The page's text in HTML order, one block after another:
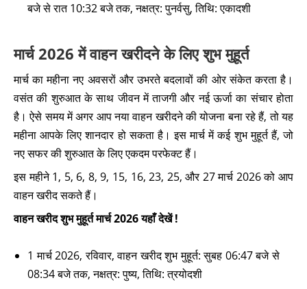
बजे से रात 10:32 बजे तक, नक्षत्र: पुनर्वसु, तिथि: एकादशी
मार्च 2026 में वाहन खरीदने के लिए शुभ मुहूर्त
मार्च का महीना नए अवसरों और उभरते बदलावों की ओर संकेत करता है।
वसंत की शुरुआत के साथ जीवन में ताजगी और नई ऊर्जा का संचार होता
है। ऐसे समय में अगर आप नया वाहन खरीदने की योजना बना रहे हैं, तो यह
महीना आपके लिए शानदार हो सकता है। इस मार्च में कई शुभ मुहूर्त हैं, जो
नए सफर की शुरुआत के लिए एकदम परफेक्ट हैं।
इस महीने 1, 5, 6, 8, 9, 15, 16, 23, 25, और 27 मार्च 2026 को आप
वाहन खरीद सकते हैं।
वाहन खरीद शुभ मुहूर्त मार्च 2026 यहाँ देखें !
1 मार्च 2026, रविवार, वाहन खरीद शुभ मुहूर्त: सुबह 06:47 बजे से
08:34 बजे तक, नक्षत्र: पुष्य, तिथि: त्रयोदशी